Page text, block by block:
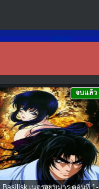
Basilisk เนตรสยบมาร ตอนที่ 1-
จบแล้ว